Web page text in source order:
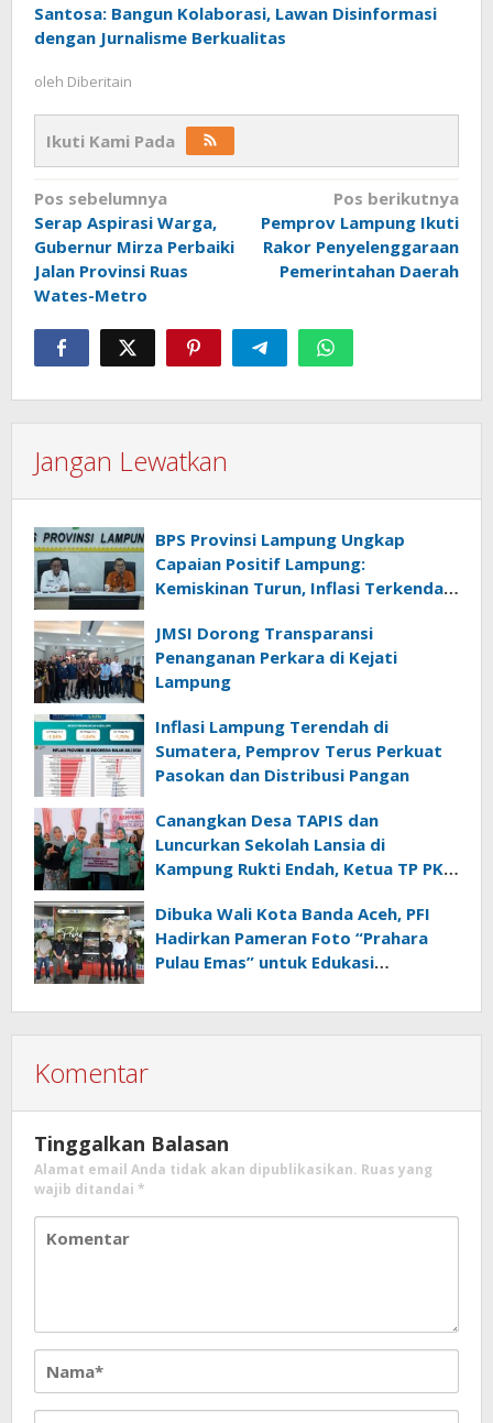
Santosa: Bangun Kolaborasi, Lawan Disinformasi
dengan Jurnalisme Berkualitas
oleh Diberitain
Ikuti Kami Pada
Navigasi
pos
Pos sebelumnya
Serap Aspirasi Warga,
Gubernur Mirza Perbaiki
Jalan Provinsi Ruas
Wates-Metro
Pos berikutnya
Pemprov Lampung Ikuti
Rakor Penyelenggaraan
Pemerintahan Daerah
Jangan Lewatkan
BPS Provinsi Lampung Ungkap
Capaian Positif Lampung:
Kemiskinan Turun, Inflasi Terkendali,
JMSI Dorong Transparansi
Penanganan Perkara di Kejati
Lampung
Inflasi Lampung Terendah di
Sumatera, Pemprov Terus Perkuat
Pasokan dan Distribusi Pangan
Canangkan Desa TAPIS dan
Luncurkan Sekolah Lansia di
Kampung Rukti Endah, Ketua TP PKK
SDM Dimulai dari Desa
Dibuka Wali Kota Banda Aceh, PFI
Hadirkan Pameran Foto “Prahara
Pulau Emas” untuk Edukasi
Komentar
Tinggalkan Balasan
Alamat email Anda tidak akan dipublikasikan. Ruas yang
wajib ditandai *